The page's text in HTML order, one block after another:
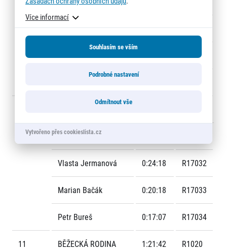
Pavel Sokol 0:20:28 R19672
R19673
Ondřej Hák
Vlasta Jermanová 0:24:18 R17032
Marian Bačák 0:20:18 R17033
Petr Bureš 0:17:07 R17034
11 BĚŽECKÁ RODINA 1:21:42 R1020
Více informací
Souhlasím se vším
Podrobné nastavení
Odmítnout vše
Vytvořeno přes cookieslista.cz